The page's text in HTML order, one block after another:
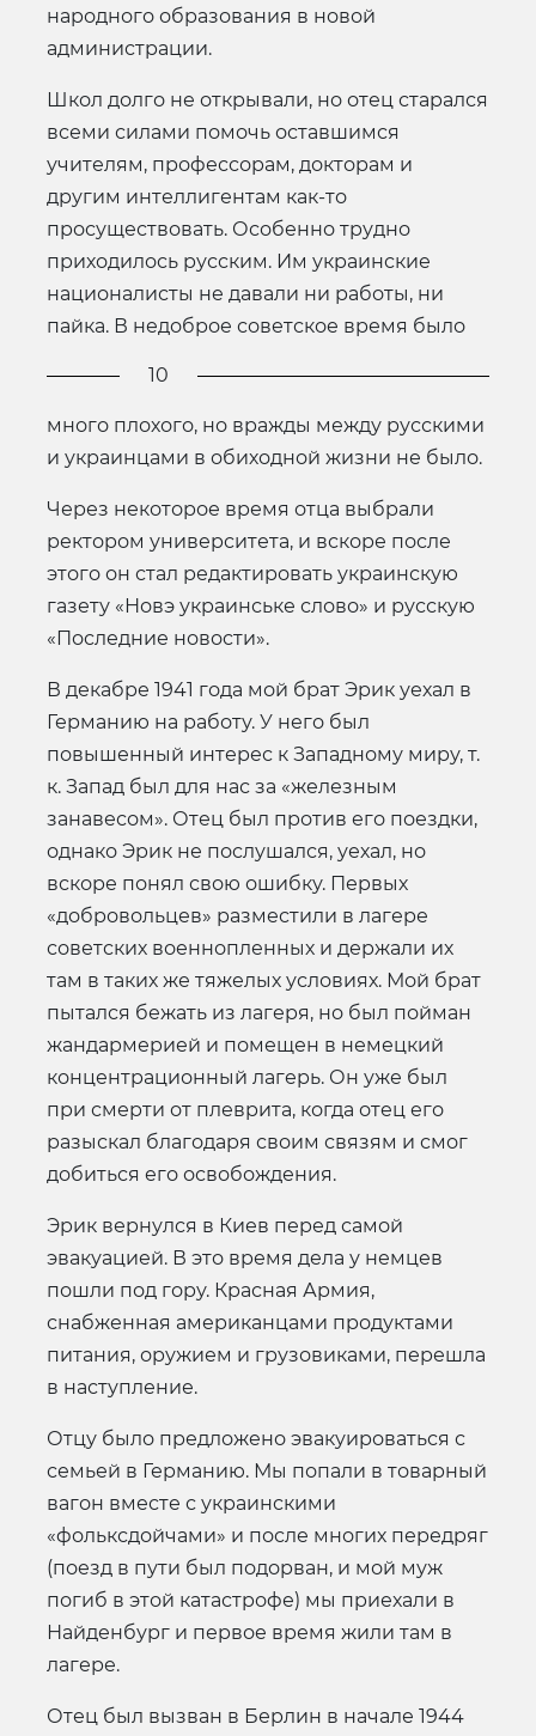
народного образования в новой
администрации.
Школ долго не открывали, но отец старался
всеми силами помочь оставшимся
учителям, профессорам, докторам и
другим интеллигентам как-то
просуществовать. Особенно трудно
приходилось русским. Им украинские
националисты не давали ни работы, ни
пайка. В недоброе советское время было
10
много плохого, но вражды между русскими
и украинцами в обиходной жизни не было.
Через некоторое время отца выбрали
ректором университета, и вскоре после
этого он стал редактировать украинскую
газету «Новэ украинське слово» и русскую
«Последние новости».
В декабре 1941 года мой брат Эрик уехал в
Германию на работу. У него был
повышенный интерес к Западному миру, т.
к. Запад был для нас за «железным
занавесом». Отец был против его поездки,
однако Эрик не послушался, уехал, но
вскоре понял свою ошибку. Первых
«добровольцев» разместили в лагере
советских военнопленных и держали их
там в таких же тяжелых условиях. Мой брат
пытался бежать из лагеря, но был пойман
жандармерией и помещен в немецкий
концентрационный лагерь. Он уже был
при смерти от плеврита, когда отец его
разыскал благодаря своим связям и смог
добиться его освобождения.
Эрик вернулся в Киев перед самой
эвакуацией. В это время дела у немцев
пошли под гору. Красная Армия,
снабженная американцами продуктами
питания, оружием и грузовиками, перешла
в наступление.
Отцу было предложено эвакуироваться с
семьей в Германию. Мы попали в товарный
вагон вместе с украинскими
«фольксдойчами» и после многих передряг
(поезд в пути был подорван, и мой муж
погиб в этой катастрофе) мы приехали в
Найденбург и первое время жили там в
лагере.
Отец был вызван в Берлин в начале 1944